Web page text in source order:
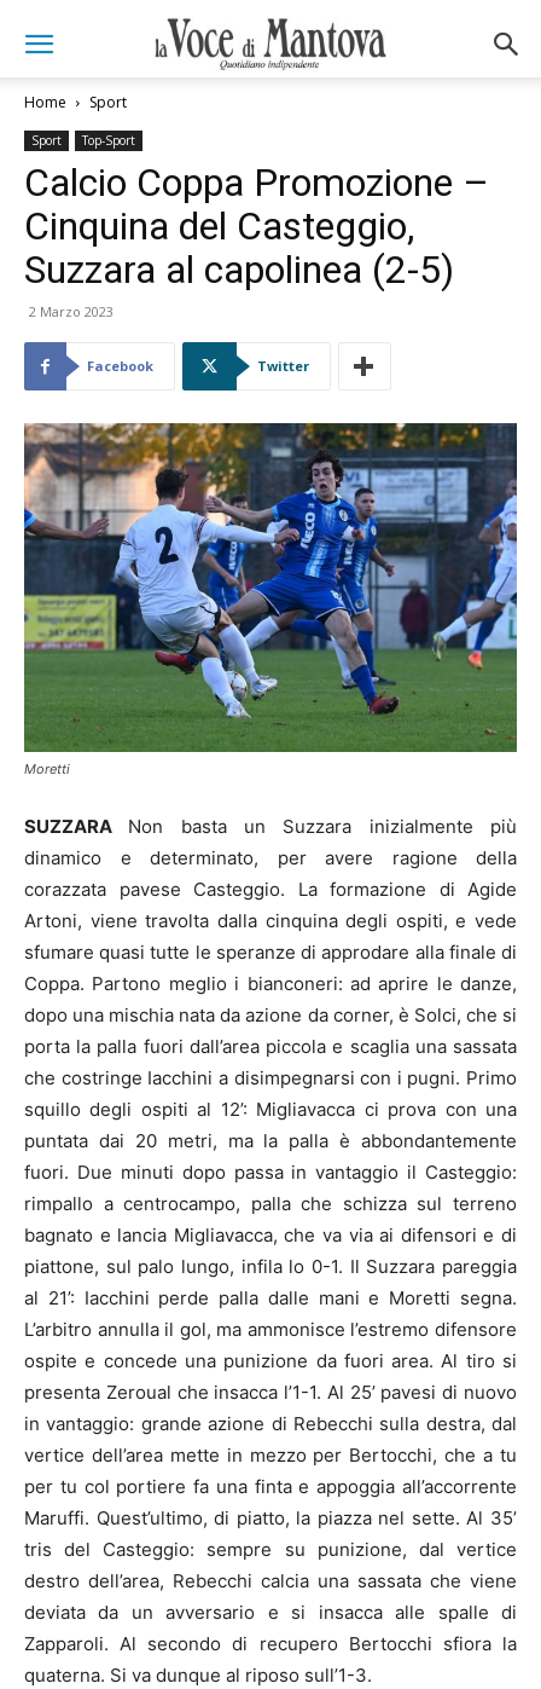
Home Sport
Sport Top-Sport
Calcio Coppa Promozione –
Cinquina del Casteggio,
Suzzara al capolinea (2-5)
2 Marzo 2023
Facebook Twitter
Moretti
SUZZARA Non basta un Suzzara inizialmente più
dinamico e determinato, per avere ragione della
corazzata pavese Casteggio. La formazione di Agide
Artoni, viene travolta dalla cinquina degli ospiti, e vede
sfumare quasi tutte le speranze di approdare alla finale di
Coppa. Partono meglio i bianconeri: ad aprire le danze,
dopo una mischia nata da azione da corner, è Solci, che si
porta la palla fuori dall’area piccola e scaglia una sassata
che costringe Iacchini a disimpegnarsi con i pugni. Primo
squillo degli ospiti al 12’: Migliavacca ci prova con una
puntata dai 20 metri, ma la palla è abbondantemente
fuori. Due minuti dopo passa in vantaggio il Casteggio:
rimpallo a centrocampo, palla che schizza sul terreno
bagnato e lancia Migliavacca, che va via ai difensori e di
piattone, sul palo lungo, infila lo 0-1. Il Suzzara pareggia
al 21’: Iacchini perde palla dalle mani e Moretti segna.
L’arbitro annulla il gol, ma ammonisce l’estremo difensore
ospite e concede una punizione da fuori area. Al tiro si
presenta Zeroual che insacca l’1-1. Al 25’ pavesi di nuovo
in vantaggio: grande azione di Rebecchi sulla destra, dal
vertice dell’area mette in mezzo per Bertocchi, che a tu
per tu col portiere fa una finta e appoggia all’accorrente
Maruffi. Quest’ultimo, di piatto, la piazza nel sette. Al 35’
tris del Casteggio: sempre su punizione, dal vertice
destro dell’area, Rebecchi calcia una sassata che viene
deviata da un avversario e si insacca alle spalle di
Zapparoli. Al secondo di recupero Bertocchi sfiora la
quaterna. Si va dunque al riposo sull’1-3.